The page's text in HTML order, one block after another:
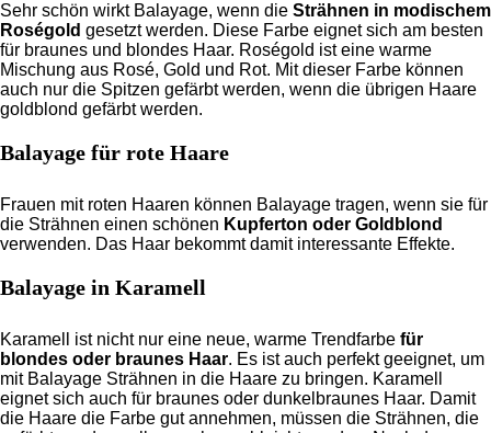
Sehr schön wirkt Balayage, wenn die Strähnen in modischem
Roségold gesetzt werden. Diese Farbe eignet sich am besten
für braunes und blondes Haar. Roségold ist eine warme
Mischung aus Rosé, Gold und Rot. Mit dieser Farbe können
auch nur die Spitzen gefärbt werden, wenn die übrigen Haare
goldblond gefärbt werden.
Balayage für rote Haare
Frauen mit roten Haaren können Balayage tragen, wenn sie für
die Strähnen einen schönen Kupferton oder Goldblond
verwenden. Das Haar bekommt damit interessante Effekte.
Balayage in Karamell
Karamell ist nicht nur eine neue, warme Trendfarbe für
blondes oder braunes Haar. Es ist auch perfekt geeignet, um
mit Balayage Strähnen in die Haare zu bringen. Karamell
eignet sich auch für braunes oder dunkelbraunes Haar. Damit
die Haare die Farbe gut annehmen, müssen die Strähnen, die